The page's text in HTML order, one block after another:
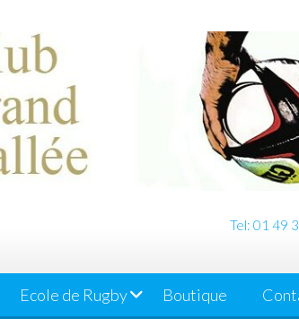
Tel: 01 49
Ecole de Rugby Boutique